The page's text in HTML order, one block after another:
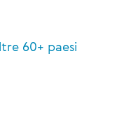
60+ paesi